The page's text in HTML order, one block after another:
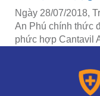
Ngày 28/07/2018,
An Phú chính thức
phức hợp Cantavil